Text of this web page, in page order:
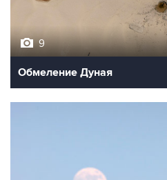
9
Обмеление Дуная